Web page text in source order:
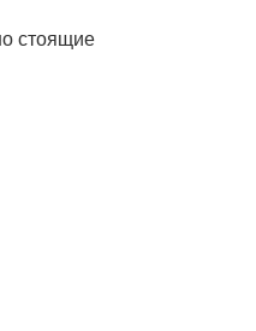
стоящие